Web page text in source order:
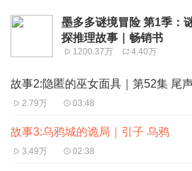
墨多多谜境冒险 第1季：
探推理故事｜畅销书
1200.37万 4.40万
故事2:隐匿的巫女面具｜第52集 尾
2.79万 03:48
故事3:乌鸦城的诡局｜引子 乌鸦
3.49万 02:38